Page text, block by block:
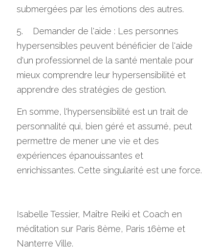
submergées par les émotions des autres.
5.    Demander de l'aide : Les personnes
hypersensibles peuvent bénéficier de l'aide
d'un professionnel de la santé mentale pour
mieux comprendre leur hypersensibilité et
apprendre des stratégies de gestion.
En somme, l'hypersensibilité est un trait de
personnalité qui, bien géré et assumé, peut
permettre de mener une vie et des
expériences épanouissantes et
enrichissantes. Cette singularité est une force.
Isabelle Tessier, Maître Reiki et Coach en
méditation sur Paris 8ème, Paris 16ème et
Nanterre Ville.